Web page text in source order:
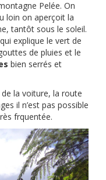
Pelée. On
loin on aperçoit la
tantôt sous le soleil.
explique le vert de
de pluies et le
bien serrés et
la voiture, la route
il n’est pas possible
frquentée.